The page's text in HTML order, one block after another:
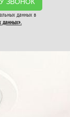
данных в
данных».